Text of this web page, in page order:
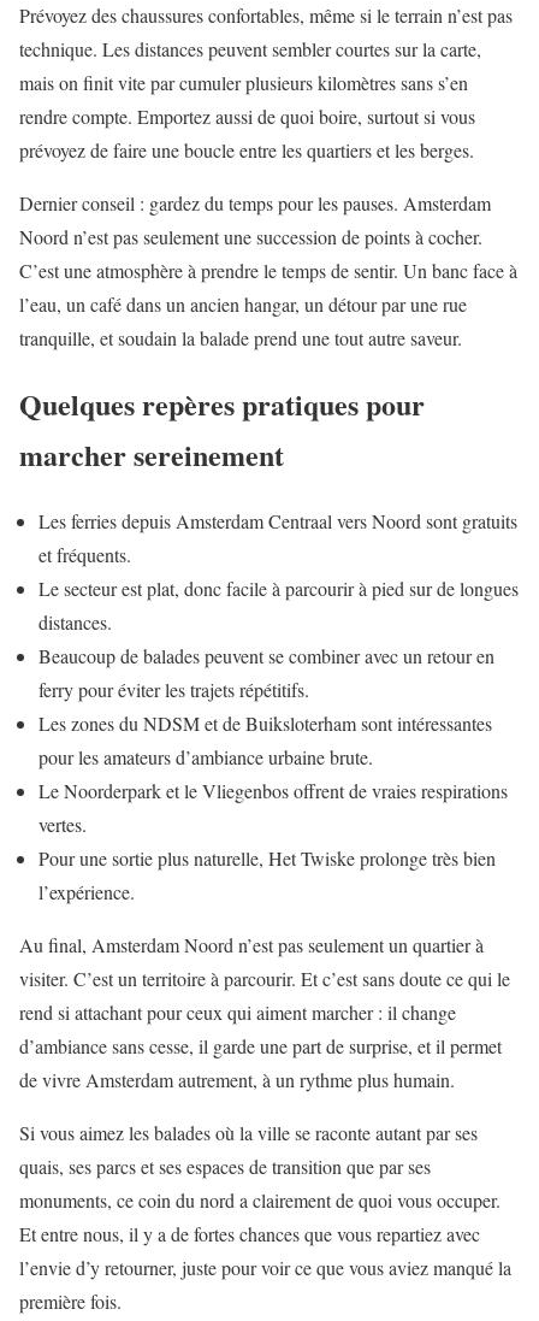
Prévoyez des chaussures confortables, même si le terrain n’est pas
technique. Les distances peuvent sembler courtes sur la carte,
mais on finit vite par cumuler plusieurs kilomètres sans s’en
rendre compte. Emportez aussi de quoi boire, surtout si vous
prévoyez de faire une boucle entre les quartiers et les berges.
Dernier conseil : gardez du temps pour les pauses. Amsterdam
Noord n’est pas seulement une succession de points à cocher.
C’est une atmosphère à prendre le temps de sentir. Un banc face à
l’eau, un café dans un ancien hangar, un détour par une rue
tranquille, et soudain la balade prend une tout autre saveur.
Quelques repères pratiques pour
marcher sereinement
Les ferries depuis Amsterdam Centraal vers Noord sont gratuits
et fréquents.
Le secteur est plat, donc facile à parcourir à pied sur de longues
distances.
Beaucoup de balades peuvent se combiner avec un retour en
ferry pour éviter les trajets répétitifs.
Les zones du NDSM et de Buiksloterham sont intéressantes
pour les amateurs d’ambiance urbaine brute.
Le Noorderpark et le Vliegenbos offrent de vraies respirations
vertes.
Pour une sortie plus naturelle, Het Twiske prolonge très bien
l’expérience.
Au final, Amsterdam Noord n’est pas seulement un quartier à
visiter. C’est un territoire à parcourir. Et c’est sans doute ce qui le
rend si attachant pour ceux qui aiment marcher : il change
d’ambiance sans cesse, il garde une part de surprise, et il permet
de vivre Amsterdam autrement, à un rythme plus humain.
Si vous aimez les balades où la ville se raconte autant par ses
quais, ses parcs et ses espaces de transition que par ses
monuments, ce coin du nord a clairement de quoi vous occuper.
Et entre nous, il y a de fortes chances que vous repartiez avec
l’envie d’y retourner, juste pour voir ce que vous aviez manqué la
première fois.